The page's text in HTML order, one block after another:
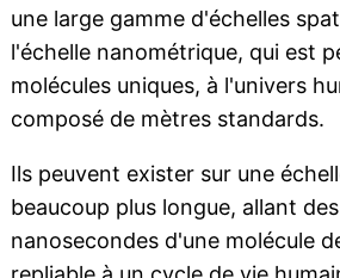
une large gamme d'échelles
l'échelle nanométrique, qui est
molécules uniques, à l'univers
composé de mètres standards.
Ils peuvent exister sur une
beaucoup plus longue, allant
nanosecondes d'une molécule